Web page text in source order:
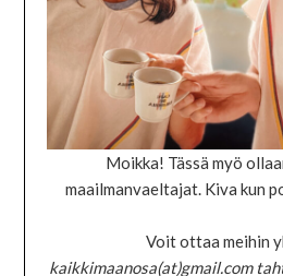
Moikka! Tässä myö
maailmanvaeltajat. Kiva kun
Voit ottaa meihin
kaikkimaanosa(at)gmail.com